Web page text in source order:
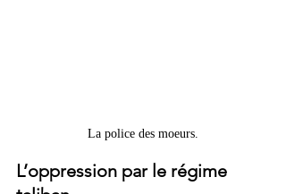
La police des moeurs.
L’oppression par le régime